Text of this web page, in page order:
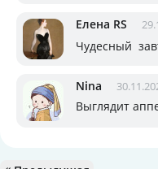
Елена RS
Чудесный
Nina
Выглядит